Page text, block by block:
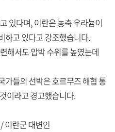
있다며, 이란은 농축 우라늄이
하고 있다고 강조했습니다.
해서도 압박 수위를 높였는데
가들의 선박은 호르무즈 해협 통
이라고 경고했습니다.
이란군 대변인